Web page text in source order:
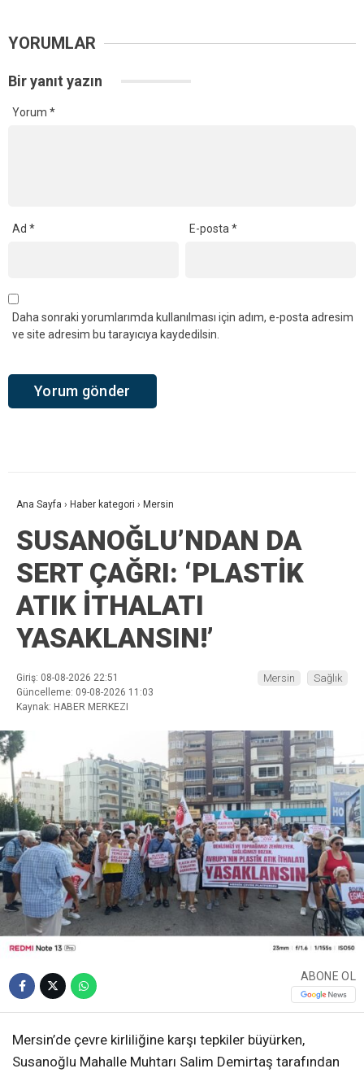
YORUMLAR
Bir yanıt yazın
Yorum *
Ad * E-posta*
Daha sonraki yorumlarımda kullanılması için adım, e-posta adresim
ve site adresim bu tarayıcıya kaydedilsin.
Ana Sayfa › Haber kategori › Mersin
SUSANOĞLU’NDAN DA
SERT ÇAĞRI: ‘PLASTİK
ATIK İTHALATI
YASAKLANSIN!’
Giriş: 08-08-2026 22:51
Güncelleme: 09-08-2026 11:03
Kaynak: HABER MERKEZI
Mersin Sağlık
ABONE OL
Mersin’de çevre kirliliğine karşı tepkiler büyürken,
Susanoğlu Mahalle Muhtarı Salim Demirtaş tarafından